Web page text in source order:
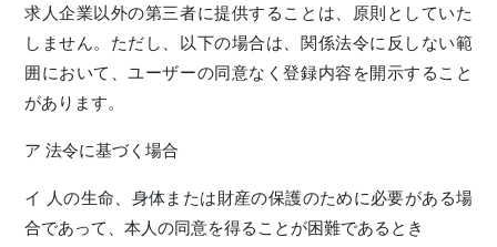
求人企業以外の第三者に提供することは、原則としていた
しません。ただし、以下の場合は、関係法令に反しない範
囲において、ユーザーの同意なく登録内容を開示すること
があります。
ア 法令に基づく場合
イ 人の生命、身体または財産の保護のために必要がある場
合であって、本人の同意を得ることが困難であるとき